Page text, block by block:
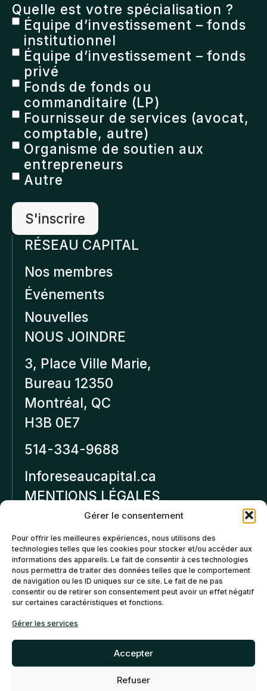
Gérer le consentement
Pour offrir les meilleures expériences, nous utilisons des
technologies telles que les cookies pour stocker et/ou accéder aux
informations des appareils. Le fait de consentir à ces technologies
nous permettra de traiter des données telles que le comportement
de navigation ou les ID uniques sur ce site. Le fait de ne pas
consentir ou de retirer son consentement peut avoir un effet négatif
sur certaines caractéristiques et fonctions.
Gérer les services
Accepter
Refuser
Quelle est votre spécialisation ?
Équipe d’investissement – fonds
institutionnel
Équipe d’investissement – fonds
privé
Fonds de fonds ou
commanditaire (LP)
Fournisseur de services (avocat,
comptable, autre)
Organisme de soutien aux
entrepreneurs
Autre
RÉSEAU CAPITAL
Nos membres
Événements
Nouvelles
NOUS JOINDRE
3, Place Ville Marie,
Bureau 12350
Montréal, QC
H3B 0E7
514-334-9688
Inforeseaucapital.ca
MENTIONS LÉGALES
Politique de
confidentialité
Politiques d’annulation et
de remboursement
Politique de cookies (CA)
©2026 Réseau Capital. Tous